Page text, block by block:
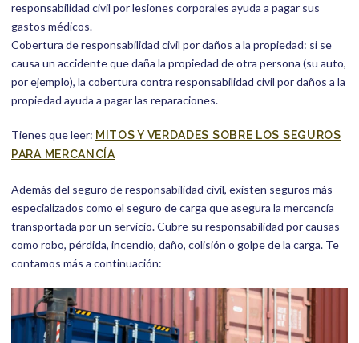
responsabilidad civil por lesiones corporales ayuda a pagar sus
gastos médicos.
Cobertura de responsabilidad civil por daños a la propiedad: si se
causa un accidente que daña la propiedad de otra persona (su auto,
por ejemplo), la cobertura contra responsabilidad civil por daños a la
propiedad ayuda a pagar las reparaciones.
Tienes que leer: MITOS Y VERDADES SOBRE LOS SEGUROS
PARA MERCANCÍA
Además del seguro de responsabilidad civil, existen seguros más
especializados como el seguro de carga que asegura la mercancía
transportada por un servicio. Cubre su responsabilidad por causas
como robo, pérdida, incendio, daño, colisión o golpe de la carga. Te
contamos más a continuación: